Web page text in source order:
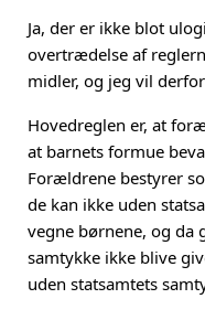
Ja, der er ikke blot
overtrædelse af
midler, og jeg vil
Hovedreglen er, at
at barnets formue
Forældrene bestyrer
de kan ikke uden
vegne børnene, og da
samtykke ikke blive
uden statsamtets